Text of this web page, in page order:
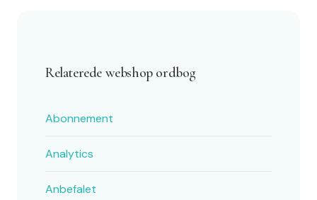
Relaterede webshop ordbog
Abonnement
Analytics
Anbefalet